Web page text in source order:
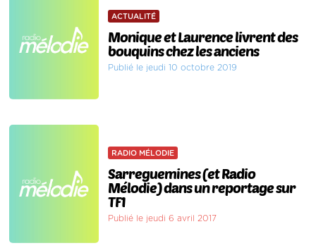
ACTUALITÉ
Monique et Laurence livrent des
bouquins chez les anciens
Publié le jeudi 10 octobre 2019
RADIO MÉLODIE
Sarreguemines (et Radio
Mélodie) dans un reportage sur
TF1
Publié le jeudi 6 avril 2017